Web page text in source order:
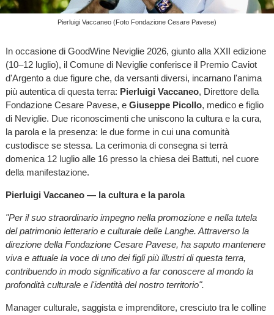
Pierluigi Vaccaneo (Foto Fondazione Cesare Pavese)
In occasione di GoodWine Neviglie 2026, giunto alla XXII edizione
(10–12 luglio), il Comune di Neviglie conferisce il Premio Caviot
d'Argento a due figure che, da versanti diversi, incarnano l'anima
più autentica di questa terra: Pierluigi Vaccaneo, Direttore della
Fondazione Cesare Pavese, eGiuseppe Picollo, medico e figlio
di Neviglie. Due riconoscimenti che uniscono la cultura e la cura,
la parola e la presenza: le due forme in cui una comunità
custodisce se stessa. La cerimonia di consegna si terrà
domenica 12 luglio alle 16 presso la chiesa dei Battuti, nel cuore
della manifestazione.
Pierluigi Vaccaneo — la cultura e la parola
"Per il suo straordinario impegno nella promozione e nella tutela
del patrimonio letterario e culturale delle Langhe. Attraverso la
direzione della Fondazione Cesare Pavese, ha saputo mantenere
viva e attuale la voce di uno dei figli più illustri di questa terra,
contribuendo in modo significativo a far conoscere al mondo la
profondità culturale e l'identità del nostro territorio".
Manager culturale, saggista e imprenditore, cresciuto tra le colline